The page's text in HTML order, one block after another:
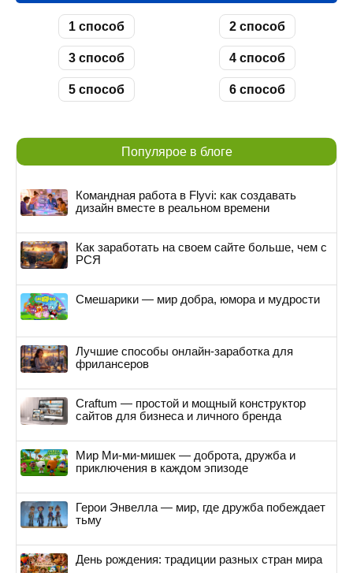
1 способ 2 способ
3 способ 4 способ
5 способ 6 способ
Популярое в блоге
Командная работа в Flyvi: как создавать
дизайн вместе в реальном времени
Как заработать на своем сайте больше, чем с
РСЯ
Смешарики — мир добра, юмора и мудрости
Лучшие способы онлайн-заработка для
фрилансеров
Craftum — простой и мощный конструктор
сайтов для бизнеса и личного бренда
Мир Ми-ми-мишек — доброта, дружба и
приключения в каждом эпизоде
Герои Энвелла — мир, где дружба побеждает
тьму
День рождения: традиции разных стран мира